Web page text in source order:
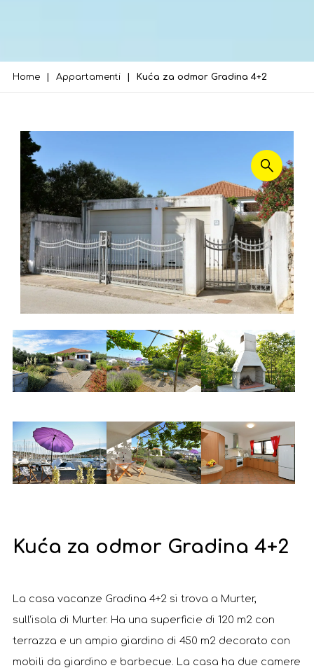
Home Appartamenti Kuća za odmor Gradina 4+2
Kuća za odmor Gradina 4+2
La casa vacanze Gradina 4+2 si trova a Murter,
sull’isola di Murter. Ha una superficie di 120 m2 con
terrazza e un ampio giardino di 450 m2 decorato con
mobili da giardino e barbecue. La casa ha due camere